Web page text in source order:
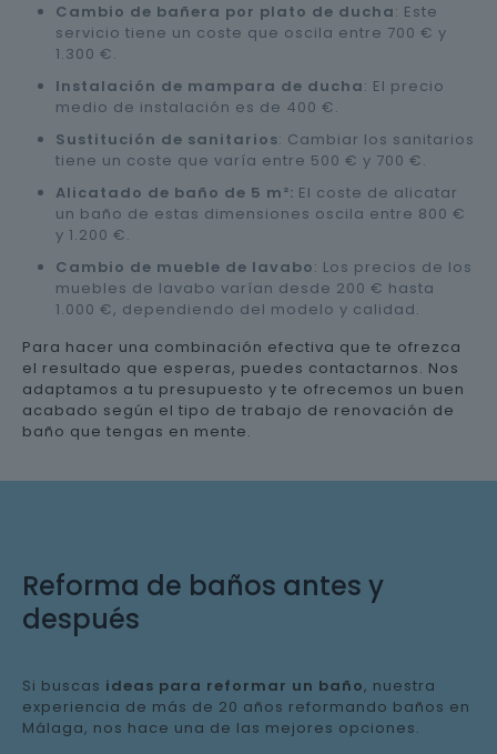
Cambio de bañera por plato de ducha: Este
servicio tiene un coste que oscila entre 700 € y
1.300 €.
Instalación de mampara de ducha: El precio
medio de instalación es de 400 €.
Sustitución de sanitarios: Cambiar los sanitarios
tiene un coste que varía entre 500 € y 700 €.
Alicatado de baño de 5 m²: El coste de alicatar
un baño de estas dimensiones oscila entre 800 €
y 1.200 €.
Cambio de mueble de lavabo: Los precios de los
muebles de lavabo varían desde 200 € hasta
1.000 €, dependiendo del modelo y calidad.
Para hacer una combinación efectiva que te ofrezca
el resultado que esperas, puedes contactarnos. Nos
adaptamos a tu presupuesto y te ofrecemos un buen
acabado según el tipo de trabajo de renovación de
baño que tengas en mente.
Reforma de baños antes y
después
Si buscas ideas para reformar un baño, nuestra
experiencia de más de 20 años reformando baños en
Málaga, nos hace una de las mejores opciones.